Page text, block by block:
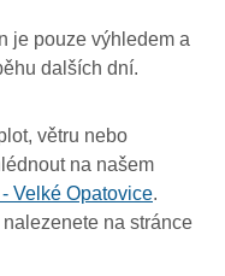
je pouze výhledem a
dalších dní.
větru nebo
na našem
Velké Opatovice.
na stránce